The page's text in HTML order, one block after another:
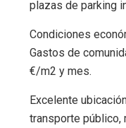
plazas de parking
Condiciones
Gastos de
€/m2 y mes.
Excelente
transporte público,